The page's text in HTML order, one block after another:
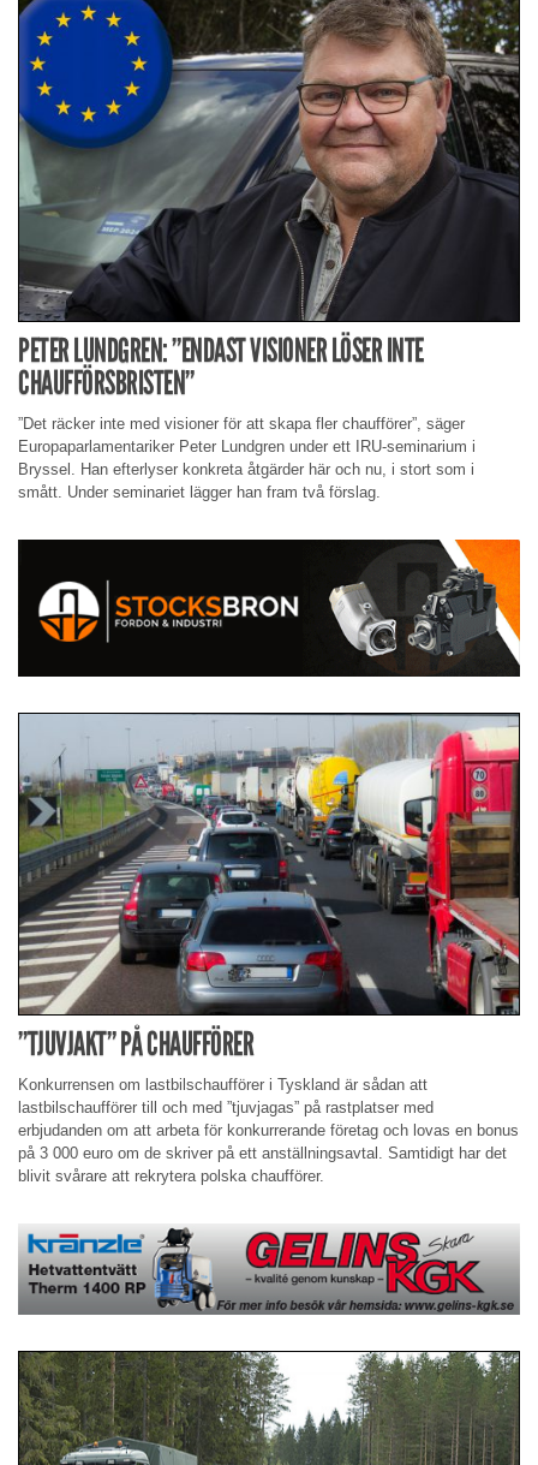
PETER LUNDGREN: ”ENDAST VISIONER LÖSER INTE
CHAUFFÖRSBRISTEN”
”Det räcker inte med visioner för att skapa fler chaufförer”, säger
Europaparlamentariker Peter Lundgren under ett IRU-seminarium i
Bryssel. Han efterlyser konkreta åtgärder här och nu, i stort som i
smått. Under seminariet lägger han fram två förslag.
”TJUVJAKT” PÅ CHAUFFÖRER
Konkurrensen om lastbilschaufförer i Tyskland är sådan att
lastbilschaufförer till och med ”tjuvjagas” på rastplatser med
erbjudanden om att arbeta för konkurrerande företag och lovas en bonus
på 3 000 euro om de skriver på ett anställningsavtal. Samtidigt har det
blivit svårare att rekrytera polska chaufförer.